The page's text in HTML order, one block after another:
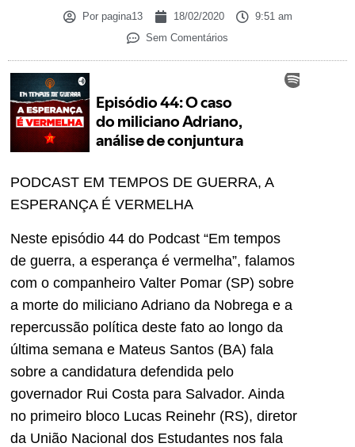
Porpagina13 18/02/2020
9:51 am
Sem Comentários
PODCAST EM TEMPOS DE GUERRA, A
ESPERANÇA É VERMELHA
Neste episódio 44 do Podcast “Em tempos
de guerra, a esperança é vermelha”, falamos
com o companheiro Valter Pomar (SP) sobre
a morte do miliciano Adriano da Nobrega e a
repercussão política deste fato ao longo da
última semana e Mateus Santos (BA) fala
sobre a candidatura defendida pelo
governador Rui Costa para Salvador. Ainda
no primeiro bloco Lucas Reinehr (RS), diretor
da União Nacional dos Estudantes nos fala